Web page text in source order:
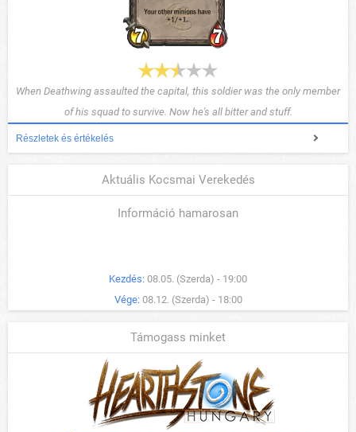
When Deathwing assaulted the capital, this soldier was the only member
of his squad to survive. Now he's all bitter and stuff.
Részletek és értékelés
Aktuális Kocsmai Verekedés
Információ hamarosan
Kezdés: 08.05. (Szerda) - 19:00
Vége: 08.12. (Szerda) - 18:00
Támogass minket